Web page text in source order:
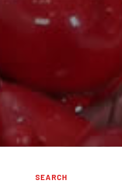
SEARCH